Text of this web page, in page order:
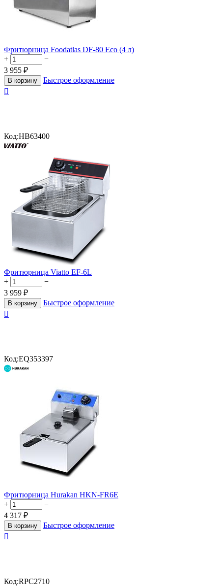
Фритюрница Foodatlas DF-80 Eco (4 л)
+
−
3 955 ₽
В корзину
Быстрое оформление

Код:HB63400
Фритюрница Viatto EF-6L
+
−
3 959 ₽
В корзину
Быстрое оформление

Код:EQ353397
Фритюрница Hurakan HKN-FR6E
+
−
4 317 ₽
В корзину
Быстрое оформление

Код:RPC2710